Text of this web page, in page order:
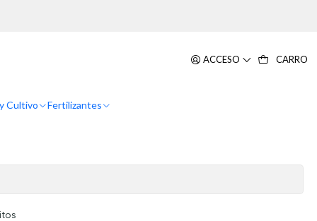
ACCESO CARRO
Cultivo Fertilizantes
Unidades Macetas Plantas De